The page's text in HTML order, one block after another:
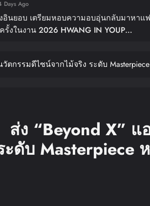
บอุ่นกลับมาหาแฟนไทย
IN YOUP
ตกรรมดีไซน์จากไม้จริง ระดับ
ง “Beyond X” แ
ดับ Masterpiece